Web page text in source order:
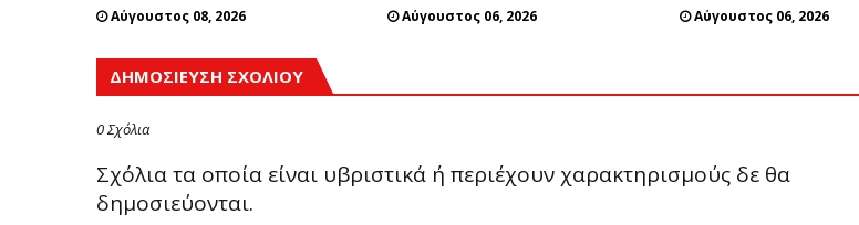
Αύγουστος 08, 2026 Αύγουστος 06, 2026 Αύγουστος 06, 2026
ΔΗΜΟΣΊΕΥΣΗ ΣΧΟΛΊΟΥ
0 Σχόλια
Σχόλια τα οποία είναι υβριστικά ή περιέχουν χαρακτηρισμούς δε θα
δημοσιεύονται.